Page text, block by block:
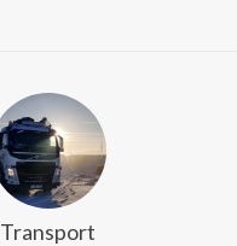
Transport